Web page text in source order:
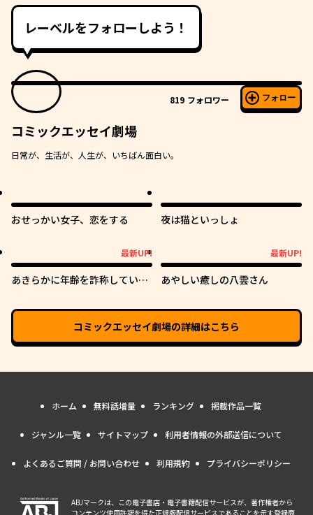
レーベルをフォローしよう！
819 フォロワー フォロー
コミックエッセイ劇場
日常が、生活が、人生が、いちばん面白い。
おせっかい女子、恋をする 夜は猫といっしょ
最新UP!
あきらかに年齢を詐称している
最新UP!
あやしい癒しの八雲さん
コミックエッセイ劇場の詳細はこちら
ホーム 無料話増量 ランキング 掲載作品一覧
ジャンル一覧 サイトマップ 利用者情報の外部送信について
よくあるご質問 / お問い合わせ 利用規約 プライバシーポリシー
ABJマークは、この電子書店・電子書籍配信サービスが、著作権者から
コンテンツ使用許諾を得た正規版配信サービスであることを示す登録商